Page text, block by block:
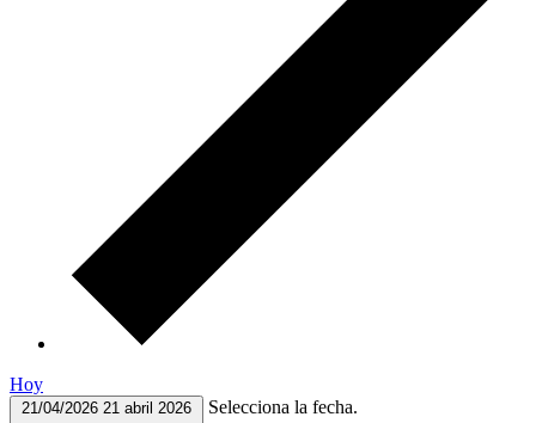
Hoy
21/04/2026 21 abril 2026 Selecciona la fecha.